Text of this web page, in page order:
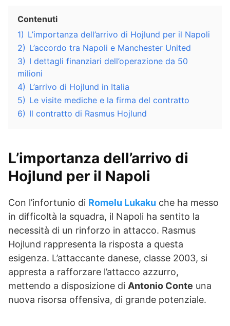
Contenuti
1) L’importanza dell’arrivo di Hojlund per il Napoli
2) L’accordo tra Napoli e Manchester United
3) I dettagli finanziari dell’operazione da 50
milioni
4) L’arrivo di Hojlund in Italia
5) Le visite mediche e la firma del contratto
6) Il contratto di Rasmus Hojlund
L’importanza dell’arrivo di
Hojlund per il Napoli
Con l’infortunio di Romelu Lukaku che ha messo
in difficoltà la squadra, il Napoli ha sentito la
necessità di un rinforzo in attacco. Rasmus
Hojlund rappresenta la risposta a questa
esigenza. L’attaccante danese, classe 2003, si
appresta a rafforzare l’attacco azzurro,
mettendo a disposizione di Antonio Conte una
nuova risorsa offensiva, di grande potenziale.